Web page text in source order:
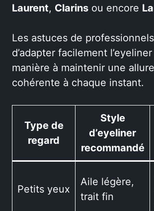
Laurent, Clarins ou encore
Les astuces de
d’adapter facilement
manière à maintenir une
cohérente à chaque instant.
Type de
regard
Style
d’eyeliner
recommandé
Petits yeux
Aile légère,
trait fin